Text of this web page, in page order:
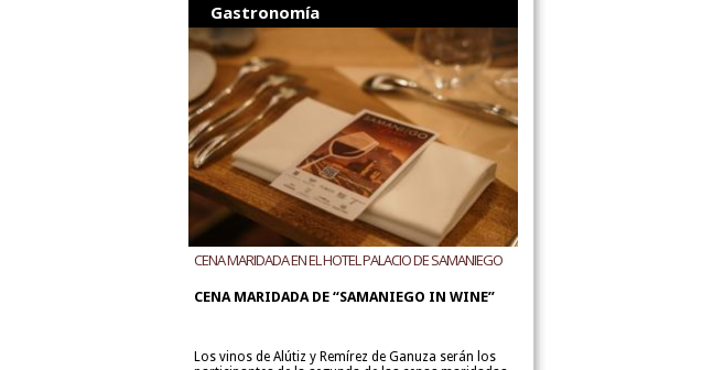
Gastronomía
CENA MARIDADA EN EL HOTEL PALACIO DE SAMANIEGO
CENA MARIDADA DE “SAMANIEGO IN WINE”
Los vinos de Alútiz y Remírez de Ganuza serán los